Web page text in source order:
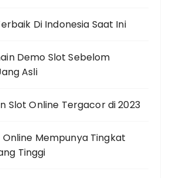
Di Indonesia Saat Ini
Demo Slot Sebelom
Asli
Slot Online Tergacor di 2023
Mempunya Tingkat
Tinggi